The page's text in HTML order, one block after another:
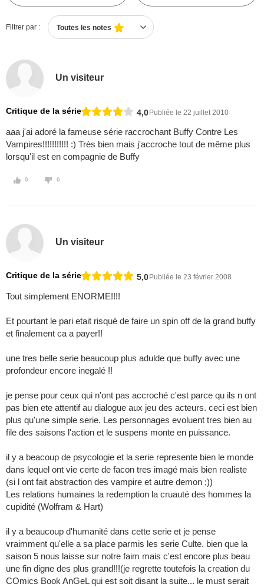
Filtrer par : Toutes les notes
Un visiteur
Critique de la série 4,0Publiée le 22 juillet 2010
aaa j'ai adoré la fameuse série raccrochant Buffy Contre Les
Vampires!!!!!!!!!!! :) Très bien mais j'accroche tout de même plus
lorsqu'il est en compagnie de Buffy
0 0
Un visiteur
Critique de la série 5,0Publiée le 23 février 2008
Tout simplement ENORME!!!!
Et pourtant le pari etait risqué de faire un spin off de la grand buffy
et finalement ca a payer!!
une tres belle serie beaucoup plus adulde que buffy avec une
profondeur encore inegalé !!
je pense pour ceux qui n'ont pas accroché c'est parce qu ils n ont
pas bien ete attentif au dialogue aux jeu des acteurs. ceci est bien
plus qu'une simple serie. Les personnages evoluent tres bien au
file des saisons l'action et le suspens monte en puissance.
il y a beacoup de psycologie et la serie represente bien le monde
dans lequel ont vie certe de facon tres imagé mais bien realiste
(si l ont fait abstraction des vampire et autre demon ;))
Les relations humaines la redemption la cruauté des hommes la
cupidité (Wolfram & Hart)
il y a beaucoup d'humanité dans cette serie et je pense
vraimment qu'elle a sa place parmis les serie Culte. bien que la
saison 5 nous laisse sur notre faim mais c'est encore plus beau
une fin digne des plus grand!!!(je regrette toutefois la creation du
COmics Book AnGeL qui est soit disant la suite... le must serait